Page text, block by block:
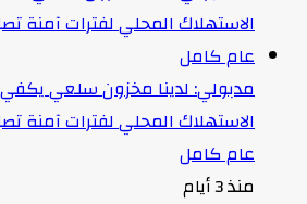
مدبولي: لدينا مخزون سلعي يكفي
الاستهلاك المحلي لفترات آمنة
عام كامل
منذ 3 أيام